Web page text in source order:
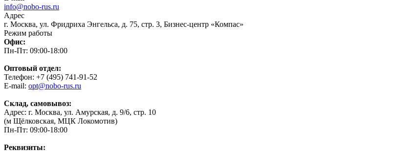
info@nobo-rus.ru
Адрес
г. Москва, ул. Фридриха Энгельса, д. 75, стр. 3, Бизнес-центр «Компас»
Режим работы
Офис:
Пн-Пт: 09:00-18:00
Оптовый отдел:
Телефон: +7 (495) 741-91-52
E-mail: opt@nobo-rus.ru
Склад, самовывоз:
Адрес: г. Москва, ул. Амурская, д. 9/6, стр. 10
(м Щёлковская, МЦК Локомотив)
Пн-Пт: 09:00-18:00
Реквизиты: